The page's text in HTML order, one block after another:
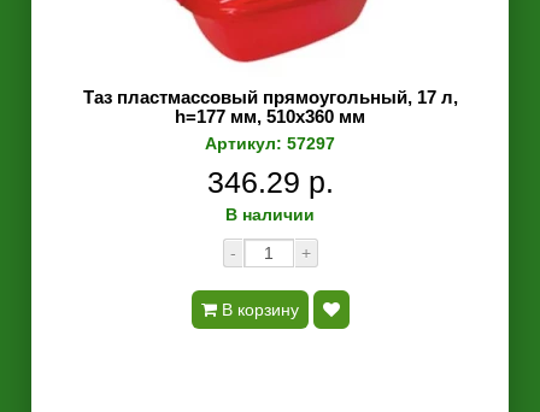
Таз пластмассовый прямоугольный, 17 л,
h=177 мм, 510х360 мм
Артикул: 57297
346.29 р.
В наличии
-
+
В корзину